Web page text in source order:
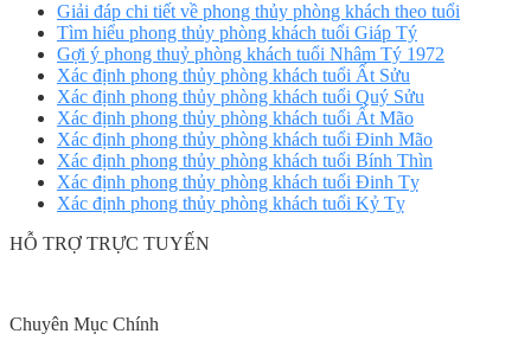
Giải đáp chi tiết về phong thủy phòng khách theo tuổi
Tìm hiểu phong thủy phòng khách tuổi Giáp Tý
Gợi ý phong thuỷ phòng khách tuổi Nhâm Tý 1972
Xác định phong thủy phòng khách tuổi Ất Sửu
Xác định phong thủy phòng khách tuổi Quý Sửu
Xác định phong thủy phòng khách tuổi Ất Mão
Xác định phong thủy phòng khách tuổi Đinh Mão
Xác định phong thủy phòng khách tuổi Bính Thìn
Xác định phong thủy phòng khách tuổi Đinh Tỵ
Xác định phong thủy phòng khách tuổi Kỷ Tỵ
HỖ TRỢ TRỰC TUYẾN
Chuyên Mục Chính